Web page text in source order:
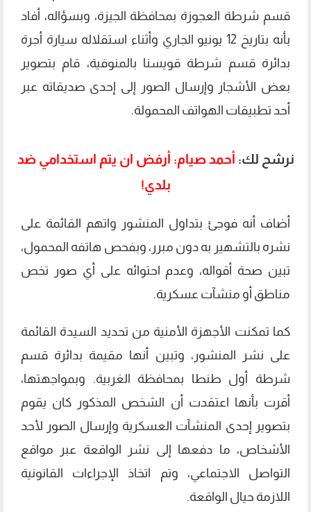
قسم شرطة العجوزة بمحافظة الجيزة، وبسؤاله، أفاد
بأنه بتاريخ 12 يونيو الجاري وأثناء استقلاله سيارة أجرة
بدائرة قسم شرطة قويسنا بالمنوفية، قام بتصوير
بعض الأشجار وإرسال الصور إلى إحدى صديقاته عبر
أحد تطبيقات الهواتف المحمولة.
نرشح لك: أحمد صيام: أرفض ان يتم استخدامي ضد
بلدي!
أضاف أنه فوجئ بتداول المنشور واتهم القائمة على
نشره بالتشهير به دون مبرر، وبفحص هاتفه المحمول،
تبين صحة أقواله، وعدم احتوائه على أي صور تخص
مناطق أو منشآت عسكرية.
كما تمكنت الأجهزة الأمنية من تحديد السيدة القائمة
على نشر المنشور، وتبين أنها مقيمة بدائرة قسم
شرطة أول طنطا بمحافظة الغربية. وبمواجهتها،
أقرت بأنها اعتقدت أن الشخص المذكور كان يقوم
بتصوير إحدى المنشآت العسكرية وإرسال الصور لأحد
الأشخاص، ما دفعها إلى نشر الواقعة عبر مواقع
التواصل الاجتماعي، وتم اتخاذ الإجراءات القانونية
اللازمة حيال الواقعة.